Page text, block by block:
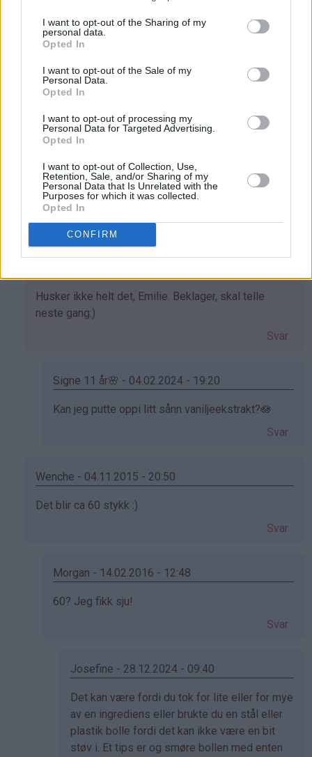
I want to opt-out of the Sharing of my
personal data.
Opted In
I want to opt-out of the Sale of my
Personal Data.
Opted In
I want to opt-out of processing my
Personal Data for Targeted Advertising.
Opted In
I want to opt-out of Collection, Use,
Retention, Sale, and/or Sharing of my
Personal Data that Is Unrelated with the
Purposes for which it was collected.
Opted In
CONFIRM
Som
på
av
(ikke
bekreftet)
Ja, pikekyss holder seg lenge. Oppbevar gjerne i en
Svar
Emilie - 29.12.2013 - 17:18
Hvor mange pikekyss blir det av denne oppskriften?
Svar
Som
svar
(ikke
Husker ikke helt det, Emilie. Beklager, skal telle
neste gang:)
Svar
Signe 11 år🌸 - 04.02.2024 - 19:20
Som
Kristine
Det…
Kan jeg putte oppi litt sånn vaniljeekstrakt?🪷
Svar
Wenche - 04.11.2015 - 20:50
Som
Emilie
bekreftet)
Det blir ca 60 stykk :)
Svar
Morgan - 14.02.2016 - 12:48
Som
Wenche
bekreftet)
60? Jeg fikk sju!
Svar
Josefine - 28.12.2024 - 09:40
Som
svar
på
av
Det kan være fordi du tok for lite eller for mye
av en ingrediens eller brukte du en stål eller
plastik bolle fordi det kan ikke være en bit
støv i. Et tips er og smøre bollen med enten